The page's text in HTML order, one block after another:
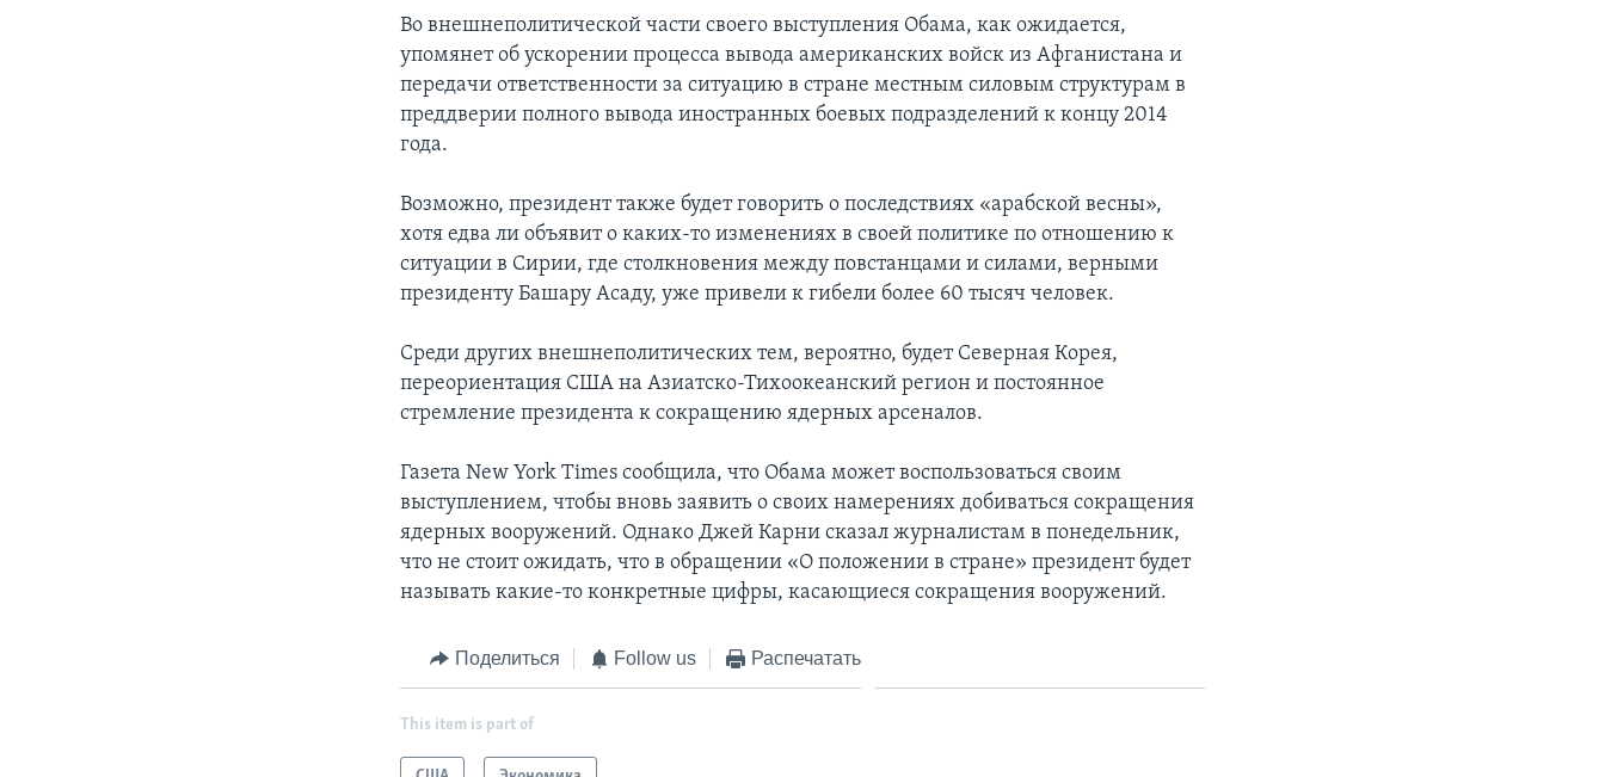
Во внешнеполитической части своего выступления Обама, как ожидается,
упомянет об ускорении процесса вывода американских войск из Афганистана и
передачи ответственности за ситуацию в стране местным силовым структурам в
преддверии полного вывода иностранных боевых подразделений к концу 2014
года.
Возможно, президент также будет говорить о последствиях «арабской весны»,
хотя едва ли объявит о каких-то изменениях в своей политике по отношению к
ситуации в Сирии, где столкновения между повстанцами и силами, верными
президенту Башару Асаду, уже привели к гибели более 60 тысяч человек.
Среди других внешнеполитических тем, вероятно, будет Северная Корея,
переориентация США на Азиатско-Тихоокеанский регион и постоянное
стремление президента к сокращению ядерных арсеналов.
Газета New York Times сообщила, что Обама может воспользоваться своим
выступлением, чтобы вновь заявить о своих намерениях добиваться сокращения
ядерных вооружений. Однако Джей Карни сказал журналистам в понедельник,
что не стоит ожидать, что в обращении «О положении в стране» президент будет
называть какие-то конкретные цифры, касающиеся сокращения вооружений.
Поделиться Follow us Распечатать
This item is part of